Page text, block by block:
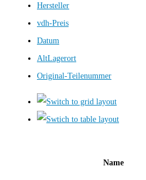
Hersteller
vdh-Preis
Datum
AltLagerort
Original-Teilenummer
Name